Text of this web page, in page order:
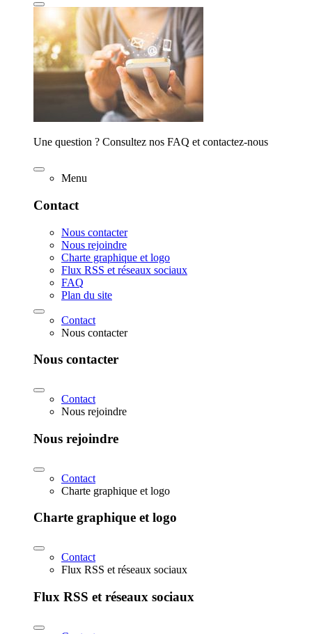
Une question ? Consultez nos FAQ et contactez-nous
Menu
Contact
Nous contacter
Nous rejoindre
Charte graphique et logo
Flux RSS et réseaux sociaux
FAQ
Plan du site
Contact
Nous contacter
Nous contacter
Contact
Nous rejoindre
Nous rejoindre
Contact
Charte graphique et logo
Charte graphique et logo
Contact
Flux RSS et réseaux sociaux
Flux RSS et réseaux sociaux